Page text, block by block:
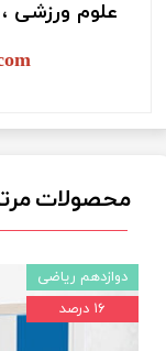
علوم ورزشی
محصولات
دوازدهم ریاضی
۱۶ درصد